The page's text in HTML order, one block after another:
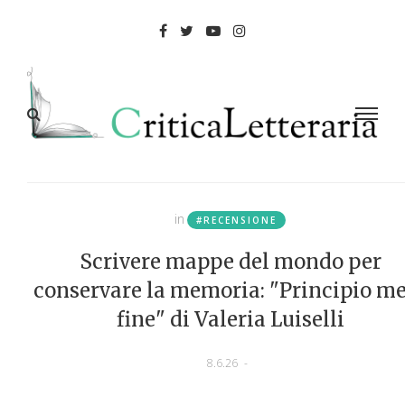
in #RECENSIONE
Scrivere mappe del mondo per
conservare la memoria: "Principio
fine" di Valeria Luiselli
8.6.26 -